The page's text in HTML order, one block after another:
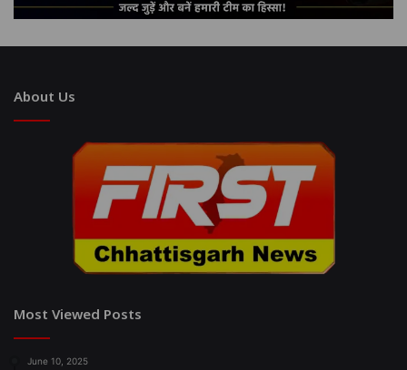
About Us
Most Viewed Posts
June 10, 2025